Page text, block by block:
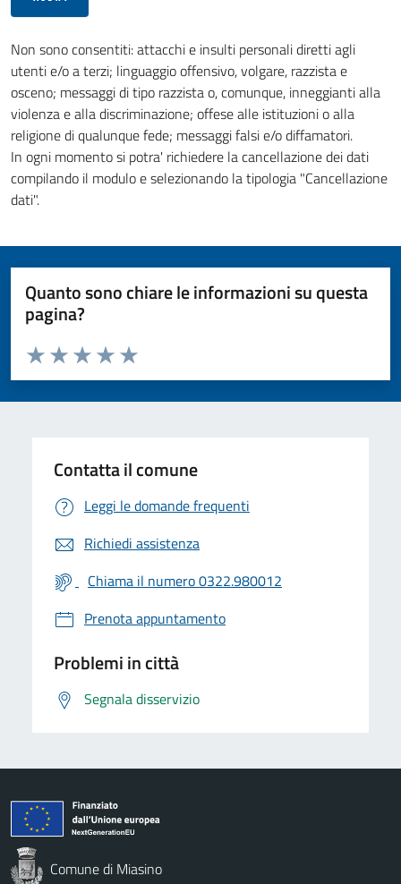
Non sono consentiti: attacchi e insulti personali diretti agli
utenti e/o a terzi; linguaggio offensivo, volgare, razzista e
osceno; messaggi di tipo razzista o, comunque, inneggianti alla
violenza e alla discriminazione; offese alle istituzioni o alla
religione di qualunque fede; messaggi falsi e/o diffamatori.
In ogni momento si potra' richiedere la cancellazione dei dati
compilando il modulo e selezionando la tipologia "Cancellazione
dati".
Quanto sono chiare le informazioni su questa
pagina?
Valuta da 1 a 5 stelle la pagina
Valuta 5 stelle su 5
Valuta 4 stelle su 5
Valuta 3 stelle su 5
Valuta 2 stelle su 5
Valuta 1 stelle su 5
Contatta il comune
Leggi le domande frequenti
Richiedi assistenza
Chiama il numero 0322.980012
Prenota appuntamento
Problemi in città
Segnala disservizio
Comune di Miasino